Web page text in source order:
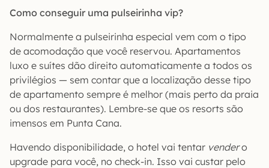
Como conseguir uma pulseirinha vip?
Normalmente a pulseirinha especial vem com o tipo
de acomodação que você reservou. Apartamentos
luxo e suítes dão direito automaticamente a todos os
privilégios — sem contar que a localização desse tipo
de apartamento sempre é melhor (mais perto da praia
ou dos restaurantes). Lembre-se que os resorts são
imensos em Punta Cana.
Havendo disponibilidade, o hotel vai tentar vendero
upgrade para você, no check-in. Isso vai custar pelo